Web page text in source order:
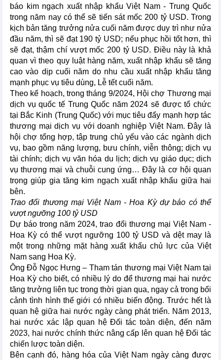
báo kim ngạch xuất nhập khẩu Việt Nam - Trung Quốc
trong năm nay có thể sẽ tiến sát mốc 200 tỷ USD. Trong
kịch bản tăng trưởng nửa cuối năm được duy trì như nửa
đầu năm, thì sẽ đạt 190 tỷ USD; nếu phục hồi tốt hơn, thì
sẽ đạt, thậm chí vượt mốc 200 tỷ USD. Điều này là khả
quan vì theo quy luật hàng năm, xuất nhập khẩu sẽ tăng
cao vào dịp cuối năm do nhu cầu xuất nhập khẩu tăng
mạnh phục vụ tiêu dùng, Lễ tết cuối năm.
Theo kế hoạch, trong tháng 9/2024, Hội chợ Thương mại
dịch vụ quốc tế Trung Quốc năm 2024 sẽ được tổ chức
tại Bắc Kinh (Trung Quốc) với mục tiêu đẩy mạnh hợp tác
thương mại dịch vụ với doanh nghiệp Việt Nam. Đây là
hội chợ tổng hợp, tập trung chủ yếu vào các ngành dịch
vụ, bao gồm năng lượng, bưu chính, viễn thông; dịch vụ
tài chính; dịch vụ văn hóa du lịch; dịch vụ giáo dục; dịch
vụ thương mại và chuỗi cung ứng… Đây là cơ hội quan
trọng giúp gia tăng kim ngạch xuất nhập khẩu giữa hai
bên.
Trao đổi thương mại Việt Nam - Hoa Kỳ dự báo có thể
vượt ngưỡng 100 tỷ USD
Dự báo trong năm 2024, trao đổi thương mại Việt Nam -
Hoa Kỳ có thể vượt ngưỡng 100 tỷ USD và dệt may là
một trong những mặt hàng xuất khẩu chủ lực của Việt
Nam sang Hoa Kỳ.
Ông Đỗ Ngọc Hưng – Tham tán thương mại Việt Nam tại
Hoa Kỳ cho biết, có nhiều lý do để thương mại hai nước
tăng trưởng liên tục trong thời gian qua, ngay cả trong bối
cảnh tình hình thế giới có nhiều biến động. Trước hết là
quan hệ giữa hai nước ngày càng phát triển. Năm 2013,
hai nước xác lập quan hệ Đối tác toàn diện, đến năm
2023, hai nước chính thức nâng cấp lên quan hệ Đối tác
chiến lược toàn diện.
Bên cạnh đó, hàng hóa của Việt Nam ngày càng được